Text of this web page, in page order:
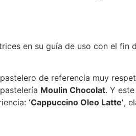
en su guía de uso con el fin
de referencia muy
Moulin Chocolat. Y
‘Cappuccino Oleo Latte’,